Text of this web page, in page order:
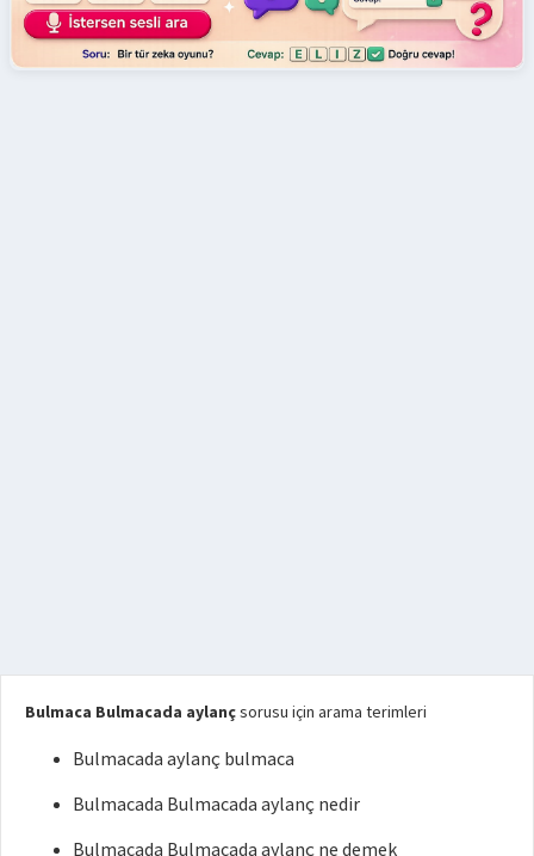
Bulmaca Bulmacada aylançsorusu için arama terimleri
Bulmacada aylanç bulmaca
Bulmacada Bulmacada aylanç nedir
Bulmacada Bulmacada aylanç ne demek